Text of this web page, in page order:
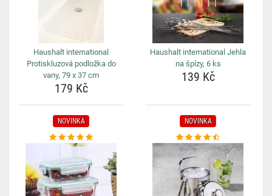
Haushalt international
Protiskluzová podložka do
vany, 79 x 37 cm
179 Kč
Haushalt international Jehla
na špízy, 6 ks
139 Kč
NOVINKA NOVINKA